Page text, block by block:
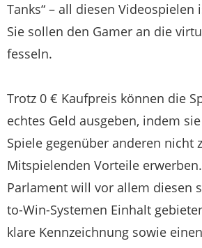
Tanks“ – all diesen Videospielen
Sie sollen den Gamer an die
fesseln.
Trotz 0 € Kaufpreis können die
echtes Geld ausgeben, indem
Spiele gegenüber anderen nicht
Mitspielenden Vorteile erwerben.
Parlament will vor allem diesen
to-Win-Systemen Einhalt
klare Kennzeichnung sowie